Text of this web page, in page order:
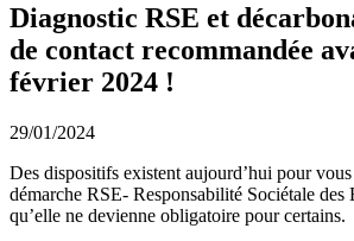
Diagnostic RSE et
de contact recommandée
février 2024 !
29/01/2024
Des dispositifs existent aujourd’hui pour
démarche RSE- Responsabilité Sociétale des
qu’elle ne devienne obligatoire pour certains.